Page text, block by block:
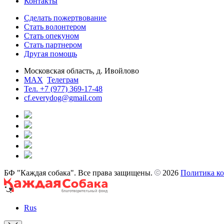
Сделать пожертвование
Стать волонтером
Стать опекуном
Стать партнером
Другая помощь
Московская область, д. Ивойлово
MAX Телеграм
Тел. +7 (977) 369-17-48
cf.everydog@gmail.com
БФ "Каждая собака". Все права защищены. 2026 Политика
Rus